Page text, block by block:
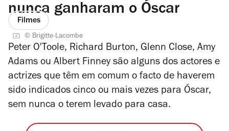
nunca ganharam o Óscar
Filmes
© Brigitte-Lacombe
Peter O'Toole, Richard Burton, Glenn Close, Amy
Adams ou Albert Finney são alguns dos actores e
actrizes que têm em comum o facto de haverem
sido indicados cinco ou mais vezes para Óscar,
sem nunca o terem levado para casa.